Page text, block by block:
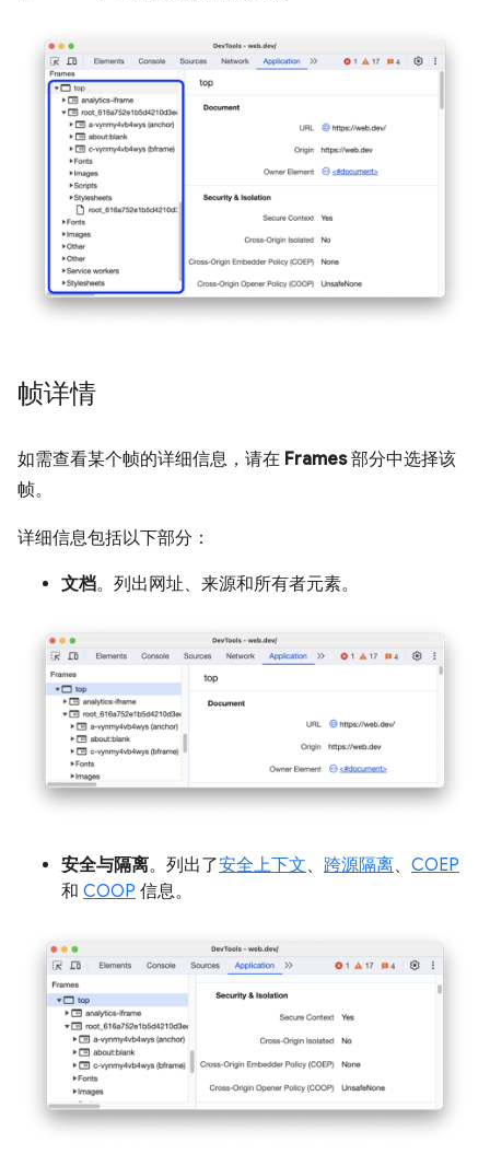
帧详情
如需查看某个帧的详细信息，请在 Frames部分中选择该
帧。
详细信息包括以下部分：
文档。列出网址、来源和所有者元素。
安全与隔离。列出了安全上下文、 跨源隔离、 COEP
和 COOP 信息。